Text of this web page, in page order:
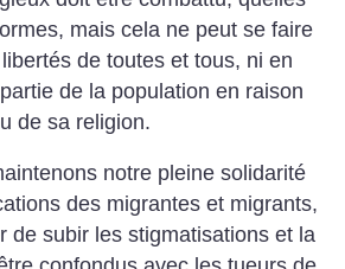
mais cela ne peut se faire
de toutes et tous, ni en
de la population en raison
de sa religion.
notre pleine solidarité
des migrantes et migrants,
de subir les stigmatisations et la